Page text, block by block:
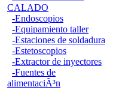
CALADO
-Endoscopios
-Equipamiento taller
-Estaciones de soldadura
-Estetoscopios
-Extractor de inyectores
-Fuentes de
alimentaciÃ³n